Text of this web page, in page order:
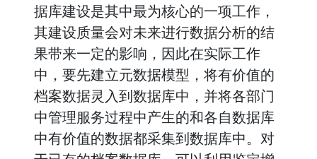
据库建设是其中最为核心的一项工作，
其建设质量会对未来进行数据分析的结
果带来一定的影响，因此在实际工作
中，要先建立元数据模型，将有价值的
档案数据灵入到数据库中，并将各部门
中管理服务过程中产生的和各自数据库
中有价值的数据都采集到数据库中。对